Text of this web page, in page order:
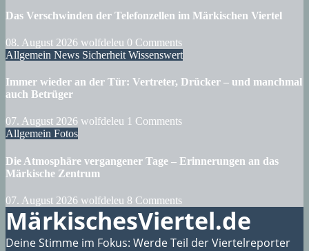
Das Verschwinden der Telefonzellen im Märkischen Viertel
08. August 2026 wolfdeleu 0 Comments
Allgemein News Sicherheit Wissenswert
Immer wieder an der Tür: Vertreter, Drücker – und manchmal
auch Betrüger
07. August 2026 wolfdeleu 1 Comments
Allgemein Fotos
Die Atmosphäre vergangener Tage – Erinnerungen an das
Märkische Zentrum
07. August 2026 wolfdeleu 8 Comments
MärkischesViertel.de
Deine Stimme im Fokus: Werde Teil der Viertelreporter